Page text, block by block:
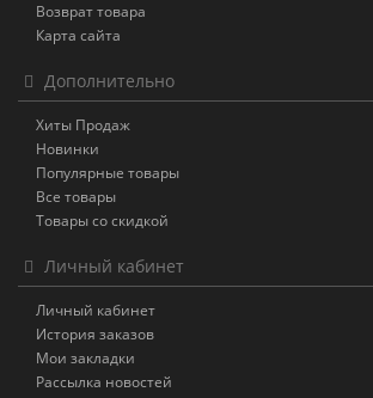
Возврат товара
Карта сайта
Дополнительно
Хиты Продаж
Новинки
Популярные товары
Все товары
Товары со скидкой
Личный кабинет
Личный кабинет
История заказов
Мои закладки
Рассылка новостей